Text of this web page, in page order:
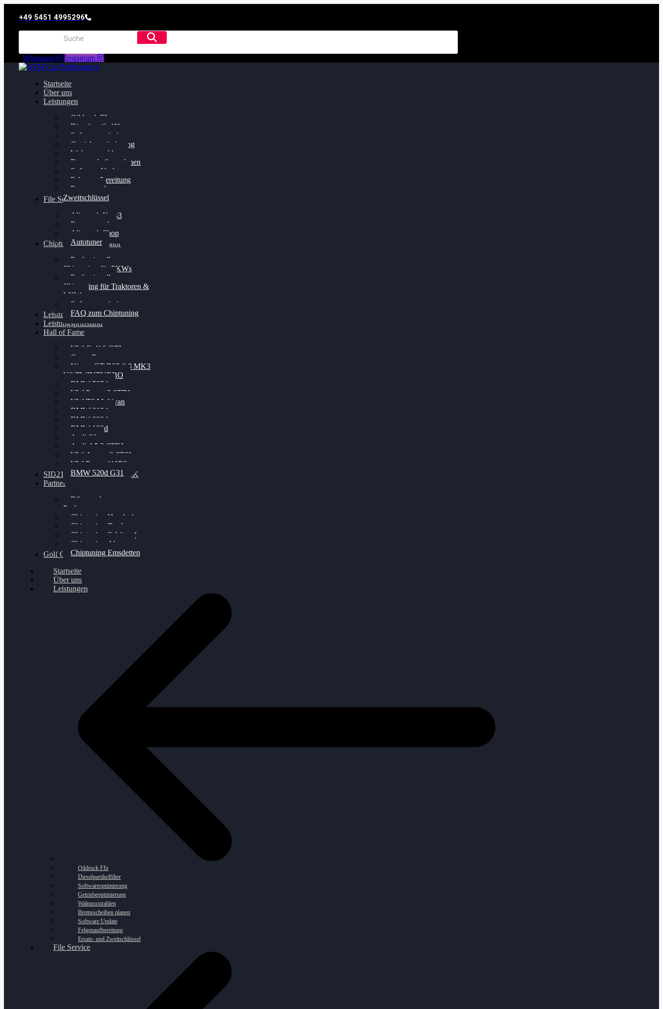
+49 5451 4995296
Whatsapp Instagram
Startseite
Über uns
Leistungen
Oildruck FIx
Dieselpartikelfilter
Softwareoptimierung
Getriebeoptimierung
Walnussstrahlen
Bremsscheiben planen
Software Update
Felgenaufbereitung
Ersatz- und
Zweitschlüssel
File Service
Alientech Kess3
Powergate 4
Alientech Shop
Autotuner
Chiptuning Konfigurator
Professionelles
Chiptuning für PKWs
Professionelles
Chiptuning für Traktoren &
LKW
Softwareoptimierung
FAQ zum Chiptuning
Leistungsmessung
Leistungsprüfstand
Hall of Fame
VW Golf 6 GTI
Cupra Formentor
Nissan GT-R35 3.8 MK3
V6 TWINTURBO
BMW 525d
VW Passat 2.0TDI
VW T6 Multivan
BMW 318d
BMW 320d
BMW 120d
Audi S6
Audi A5 3.0TDI
VW Arteon 2.0TSI
VW Passat 110PS
BMW 520d G31
SID212 / 212EVO UNLOCK
Partner
Bilgenroth
Performance
Chiptuning Herzlacke
Chiptuning Duelmen
Chiptuning Schüttorf
Chiptuning Ahaus
Chiptuning Emsdetten
Golf Gewinnspiel
Startseite
Über uns
Leistungen
Oildruck FIx
Dieselpartikelfilter
Softwareoptimierung
Getriebeoptimierung
Walnussstrahlen
Bremsscheiben planen
Software Update
Felgenaufbereitung
Ersatz- und Zweitschlüssel
File Service